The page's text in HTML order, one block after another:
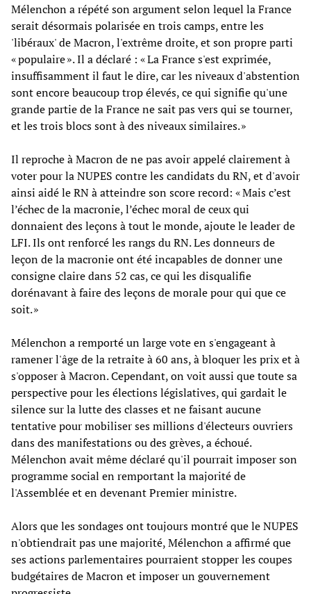
Mélenchon a répété son argument selon lequel la France
serait désormais polarisée en trois camps, entre les
'libéraux' de Macron, l'extrême droite, et son propre parti
« populaire ». Il a déclaré : « La France s'est exprimée,
insuffisamment il faut le dire, car les niveaux d'abstention
sont encore beaucoup trop élevés, ce qui signifie qu'une
grande partie de la France ne sait pas vers qui se tourner,
et les trois blocs sont à des niveaux similaires. »
Il reproche à Macron de ne pas avoir appelé clairement à
voter pour la NUPES contre les candidats du RN, et d'avoir
ainsi aidé le RN à atteindre son score record: « Mais c’est
l’échec de la macronie, l’échec moral de ceux qui
donnaient des leçons à tout le monde, ajoute le leader de
LFI. Ils ont renforcé les rangs du RN. Les donneurs de
leçon de la macronie ont été incapables de donner une
consigne claire dans 52 cas, ce qui les disqualifie
dorénavant à faire des leçons de morale pour qui que ce
soit. »
Mélenchon a remporté un large vote en s'engageant à
ramener l'âge de la retraite à 60 ans, à bloquer les prix et à
s'opposer à Macron. Cependant, on voit aussi que toute sa
perspective pour les élections législatives, qui gardait le
silence sur la lutte des classes et ne faisant aucune
tentative pour mobiliser ses millions d'électeurs ouvriers
dans des manifestations ou des grèves, a échoué.
Mélenchon avait même déclaré qu'il pourrait imposer son
programme social en remportant la majorité de
l'Assemblée et en devenant Premier ministre.
Alors que les sondages ont toujours montré que le NUPES
n'obtiendrait pas une majorité, Mélenchon a affirmé que
ses actions parlementaires pourraient stopper les coupes
budgétaires de Macron et imposer un gouvernement